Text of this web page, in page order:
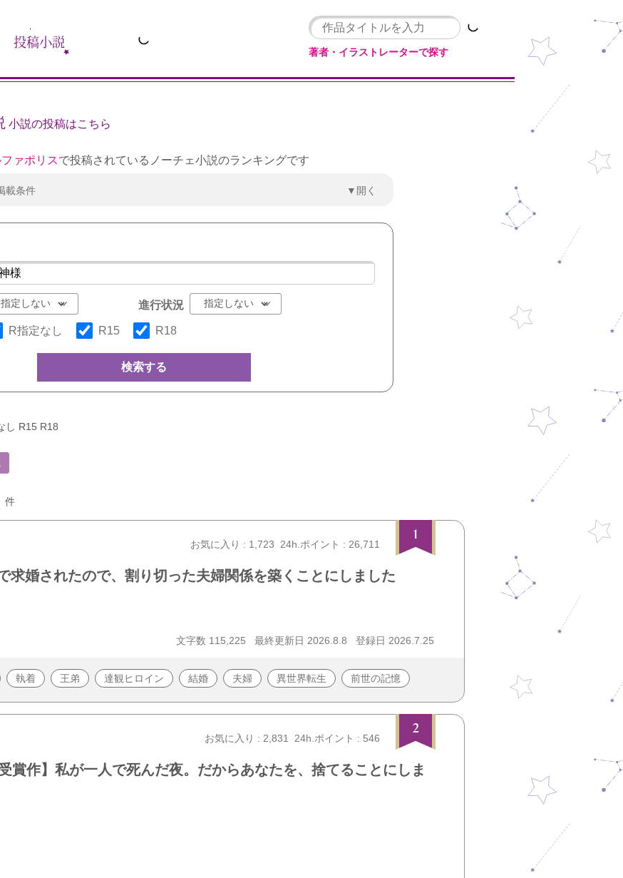
投稿小説
著者・イラストレーターで探す
小説の投稿はこちら
ァポリスで投稿されているノーチェ小説のランキングです
載条件 ▼開く
進行状況
R指定なし R15 R18
検索する
し R15 R18
件
1
お気に入り : 1,723 24h.ポイント : 26,711
求婚されたので、割り切った夫婦関係を築くことにしました
文字数 115,225 最終更新日 2026.8.8 登録日 2026.7.25
執着 王弟 達観ヒロイン 結婚 夫婦 異世界転生 前世の記憶
2
お気に入り : 2,831 24h.ポイント : 546
賞作】私が一人で死んだ夜。だからあなたを、捨てることにしま